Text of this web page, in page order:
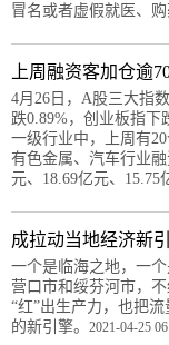
冒名或者虚假就医、购
上周融资客加仓逾
4月26日，A股三大指
跌0.89%，创业板指下
一级行业中，上周有
有色金属、汽车行业
元、18.69亿元、15.75
成拉动当地经济新
一个是临海之地，一
营口市和绥芬河市，
“红”出生产力，也把
的新引擎。 2021-04-25